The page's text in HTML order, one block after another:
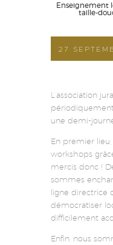
Enseignement
taille-
27
L’association
périodiquement
une demi-
En premier
workshops
mercis donc !
sommes
ligne directrice
démocratiser
difficilement
Enfin, nous